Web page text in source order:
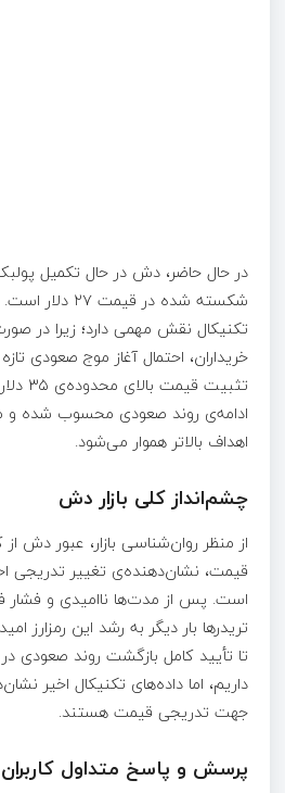
در حال حاضر، دش در حال تکمیل
شکسته‌ شده در
تکنیکال نقش مهمی دارد؛ زیرا در
خریداران، احتمال آغاز موج صعودی
تثبیت
ادامه‌ی روند صعودی محسوب شده و
اهداف بالاتر هموار می‌شود.
چشم‌انداز کلی بازار دش
از منظر روان‌شناسی بازار، عبور دش
قیمت، نشان‌دهنده‌ی تغییر تدریجی
است. پس از مدت‌ها ناامیدی و فشار
تریدرها بار دیگر به رشد این رمزارز
تا تأیید کامل بازگشت روند صعودی
داریم، اما داده‌های تکنیکال اخیر
جهت تدریجی قیمت هستند.
پرسش و پاسخ متداول کاربران